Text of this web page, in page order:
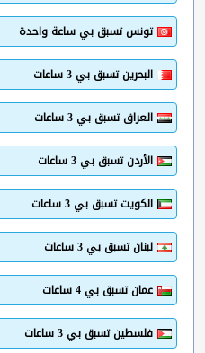
تونس تسبق بي ساعة واحدة
البحرين تسبق بي 3 ساعات
العراق تسبق بي 3 ساعات
الأردن تسبق بي 3 ساعات
الكويت تسبق بي 3 ساعات
لبنان تسبق بي 3 ساعات
عمان تسبق بي 4 ساعات
فلسطين تسبق بي 3 ساعات